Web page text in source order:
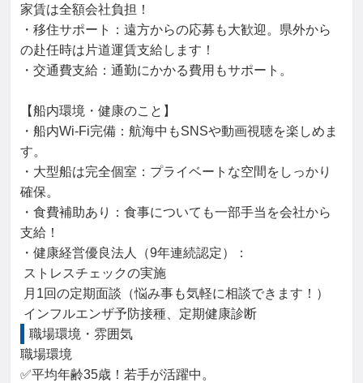
家賃は全額会社負担！
・移住サポート：遠方からの応募も大歓迎。県外から
の赴任時は片道運賃支給します！
・交通費支給：通勤にかかる費用もサポート。
【船内環境・健康のこと】
・船内Wi-Fi完備：航海中もSNSや動画視聴を楽しめま
す。
・大型船は完全個室：プライベートな空間をしっかり
確保。
・食費補助あり：食事についても一部手当を会社から
支給！
・健康経営優良法人（9年連続認定）：
インフルエンザ予防接種、定期健康診断
職場環境・雰囲気
職場環境
✅平均年齢35歳！若手が活躍中。